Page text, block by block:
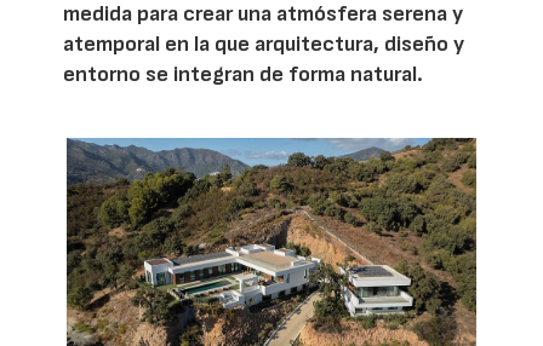
medida para crear una atmósfera serena y
atemporal en la que arquitectura, diseño y
entorno se integran de forma natural.